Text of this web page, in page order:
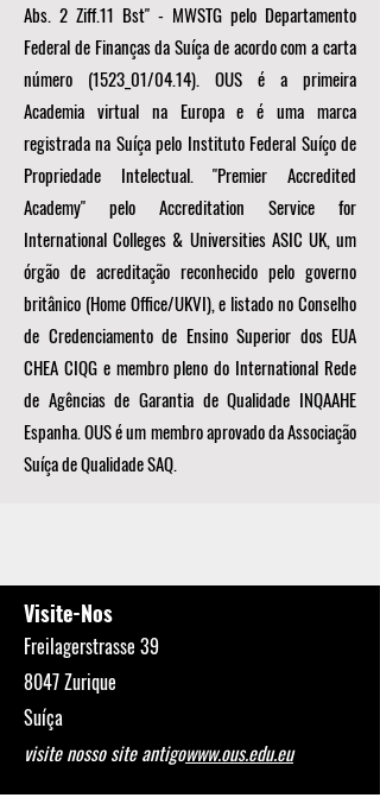
Abs. 2 Ziff.11 Bst" - MWSTG pelo Departamento
Federal de Finanças da Suíça de acordo com a carta
número (1523_01/04.14). OUS é a primeira
Academia virtual na Europa e é uma marca
registrada na Suíça pelo Instituto Federal Suíço de
Propriedade Intelectual. "Premier Accredited
Academy" pelo Accreditation Service for
International Colleges & Universities ASIC UK, um
órgão de acreditação reconhecido pelo governo
britânico (Home Office/UKVI), e listado no Conselho
de Credenciamento de Ensino Superior dos EUA
CHEA CIQG e membro pleno do International Rede
de Agências de Garantia de Qualidade INQAAHE
Espanha. OUS é um membro aprovado da Associação
Suíça de Qualidade SAQ.
Visite-Nos
Freilagerstrasse 39
8047 Zurique
Suíça
visite nosso site antigowww.ous.edu.eu